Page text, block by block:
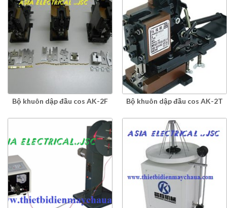
Bộ khuôn dập đầu cos AK-2F Bộ khuôn dập đầu cos AK-2T